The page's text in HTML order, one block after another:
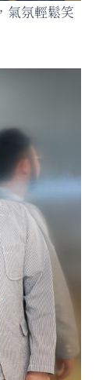
氣氛輕鬆笑